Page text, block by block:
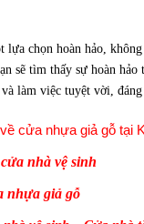
lựa chọn hoàn hảo,
sẽ tìm thấy sự hoàn hảo
làm việc tuyệt vời,
cửa nhựa giả gỗ tại
nhà vệ sinh
nhựa giả gỗ